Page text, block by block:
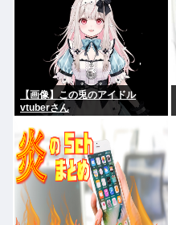
【画像】この兎のアイドル
vtuberさん